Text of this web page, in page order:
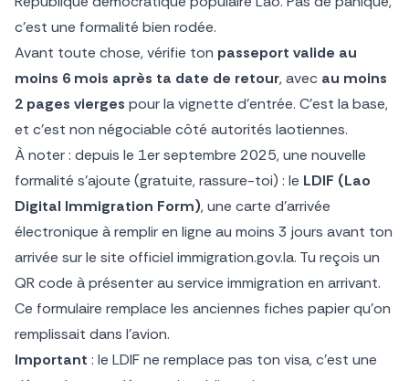
c’est une formalité bien rodée.
Avant toute chose, vérifie ton passeport valide au
moins 6 mois après ta date de retour, avec au moins
2 pages vierges pour la vignette d’entrée. C’est la base,
et c’est non négociable côté autorités laotiennes.
À noter : depuis le 1er septembre 2025, une nouvelle
formalité s’ajoute (gratuite, rassure-toi) : le LDIF (Lao
Digital Immigration Form), une carte d’arrivée
électronique à remplir en ligne au moins 3 jours avant ton
arrivée sur le site officiel immigration.gov.la. Tu reçois un
QR code à présenter au service immigration en arrivant.
Ce formulaire remplace les anciennes fiches papier qu’on
remplissait dans l’avion.
Important : le LDIF ne remplace pas ton visa, c’est une